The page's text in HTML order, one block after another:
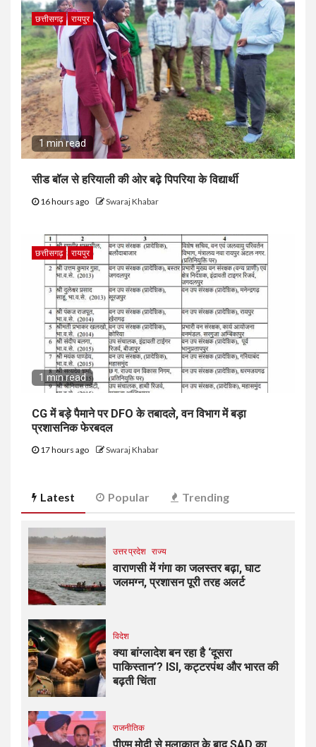
छत्तीसगढ़ रायपुर
1 min read
सीड बॉल से हरियाली की ओर बढ़े पिपरिया के विद्यार्थी
16 hours ago Swaraj Khabar
छत्तीसगढ़ रायपुर
1 min read
CG में बड़े पैमाने पर DFO के तबादले, वन विभाग में बड़ा
प्रशासनिक फेरबदल
17 hours ago Swaraj Khabar
Latest Popular Trending
उत्तर प्रदेश राज्य
वाराणसी में गंगा का जलस्तर बढ़ा, घाट
जलमग्न, प्रशासन पूरी तरह अलर्ट
विदेश
क्या बांग्लादेश बन रहा है ‘दूसरा
पाकिस्तान’? ISI, कट्टरपंथ और भारत की
बढ़ती चिंता
राजनीतिक